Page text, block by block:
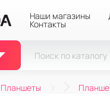
Наши магазины
Контакты
Планшеты